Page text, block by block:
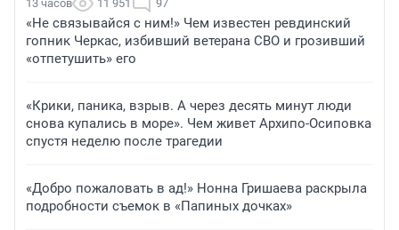
13 часов 11 951 97
«Не связывайся с ним!» Чем известен ревдинский
гопник Черкас, избивший ветерана СВО и грозивший
«отпетушить» его
«Крики, паника, взрыв. А через десять минут люди
снова купались в море». Чем живет Архипо-Осиповка
спустя неделю после трагедии
«Добро пожаловать в ад!» Нонна Гришаева раскрыла
подробности съемок в «Папиных дочках»